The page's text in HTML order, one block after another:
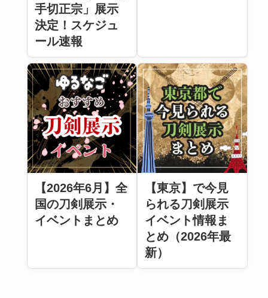
手切正宗」展示
決定！スケジュ
ール速報
【2026年6月】全
国の刀剣展示・
イベントまとめ
【東京】で今見
られる刀剣展示
イベント情報ま
とめ（2026年最
新）